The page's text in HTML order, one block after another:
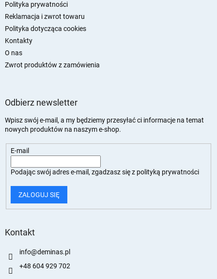
Polityka prywatności
Reklamacja i zwrot towaru
Polityka dotycząca cookies
Kontakty
O nas
Zwrot produktów z zamówienia
Odbierz newsletter
Wpisz swój e-mail, a my będziemy przesyłać ci informacje na temat
nowych produktów na naszym e-shop.
E-mail
Podając swój adres e-mail, zgadzasz się z polityką prywatności
ZALOGUJ SIĘ
Kontakt
info@deminas.pl
+48 604 929 702